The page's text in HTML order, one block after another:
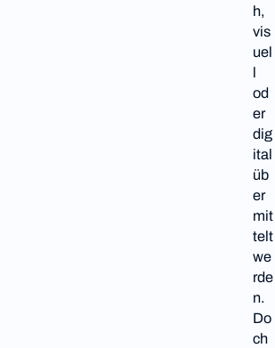
h,
vis
uel
l
od
er
dig
ital
üb
er
mit
telt
we
rde
n.
Do
ch